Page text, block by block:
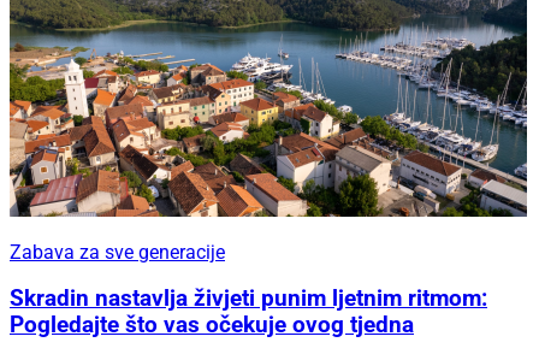
Zabava za sve generacije
Skradin nastavlja živjeti punim ljetnim ritmom:
Pogledajte što vas očekuje ovog tjedna